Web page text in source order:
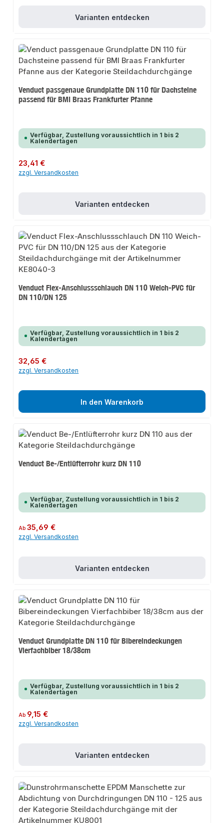
Varianten entdecken
Venduct passgenaue Grundplatte DN 110 für Dachsteine
passend für BMI Braas Frankfurter Pfanne
Verfügbar, Zustellung voraussichtlich in 1 bis 2
Kalendertagen
Regulärer Preis:
23,41 €
zzgl. Versandkosten
Varianten entdecken
Venduct Flex-Anschlussschlauch DN 110 Weich-PVC für
DN 110/DN 125
Verfügbar, Zustellung voraussichtlich in 1 bis 2
Kalendertagen
Regulärer Preis:
32,65 €
zzgl. Versandkosten
In den Warenkorb
Venduct Be-/Entlüfterrohr kurz DN 110
Verfügbar, Zustellung voraussichtlich in 1 bis 2
Kalendertagen
Regulärer Preis:
Ab35,69 €
zzgl. Versandkosten
Varianten entdecken
Venduct Grundplatte DN 110 für Bibereindeckungen
Vierfachbiber 18/38cm
Verfügbar, Zustellung voraussichtlich in 1 bis 2
Kalendertagen
Regulärer Preis:
Ab 9,15 €
zzgl. Versandkosten
Varianten entdecken